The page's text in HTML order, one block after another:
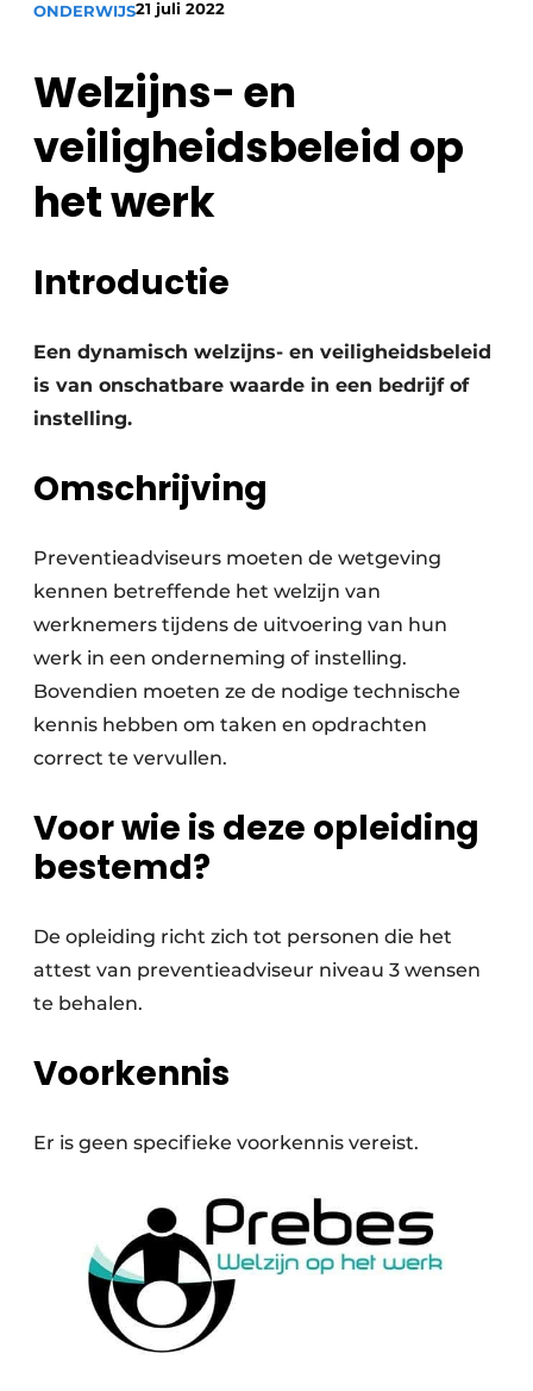
Video’s
Aanmelden
Bedrijven
Contact
Beton & Staalbouw
Brandveiligheid
BIM
Evenementen
Houtbouw
HVAC
Interieurarchitectuur
Renovatie
Software
Toegangscontrole
Veiligheid & Opleiding
ONDERWIJS21 juli 2022
Welzijns- en
veiligheidsbeleid op
het werk
Introductie
Een dynamisch welzijns- en veiligheidsbeleid
is van onschatbare waarde in een bedrijf of
instelling.
Omschrijving
Preventieadviseurs moeten de wetgeving
kennen betreffende het welzijn van
werknemers tijdens de uitvoering van hun
werk in een onderneming of instelling.
Bovendien moeten ze de nodige technische
kennis hebben om taken en opdrachten
correct te vervullen.
Voor wie is deze opleiding
bestemd?
De opleiding richt zich tot personen die het
attest van preventieadviseur niveau 3 wensen
te behalen.
Voorkennis
Er is geen specifieke voorkennis vereist.